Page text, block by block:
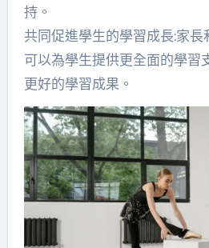
持。
共同促進學生的學習成長:家長
可以為學生提供更全面的學習
更好的學習成果。